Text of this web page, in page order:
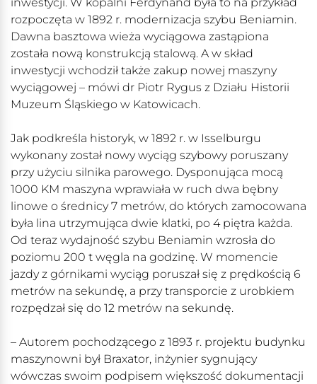
rozpoczęta w 1892 r. modernizacja szybu Beniamin.
Dawna basztowa wieża wyciągowa zastąpiona
została nową konstrukcją stalową. A w skład
inwestycji wchodził także zakup nowej maszyny
wyciągowej – mówi dr Piotr Rygus z Działu Historii
Muzeum Śląskiego w Katowicach.
Jak podkreśla historyk, w 1892 r. w Isselburgu
wykonany został nowy wyciąg szybowy poruszany
przy użyciu silnika parowego. Dysponująca mocą
1000 KM maszyna wprawiała w ruch dwa bębny
linowe o średnicy 7 metrów, do których zamocowana
była lina utrzymująca dwie klatki, po 4 piętra każda.
Od teraz wydajność szybu Beniamin wzrosła do
poziomu 200 t węgla na godzinę. W momencie
jazdy z górnikami wyciąg poruszał się z prędkością 6
metrów na sekundę, a przy transporcie z urobkiem
rozpędzał się do 12 metrów na sekundę.
– Autorem pochodzącego z 1893 r. projektu budynku
maszynowni był Braxator, inżynier sygnujący
wówczas swoim podpisem większość dokumentacji